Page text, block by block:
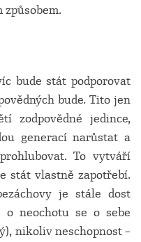
bude stát podporovat
bude. Tito jen
zodpovědné jedince,
generací narůstat a
To vytváří
stát vlastně zapotřebí.
je stále dost
neochotu se o sebe
nikoliv neschopnost –